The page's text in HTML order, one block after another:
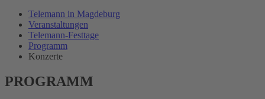
Telemann in Magdeburg
Veranstaltungen
Telemann-Festtage
Programm
Konzerte
PROGRAMM